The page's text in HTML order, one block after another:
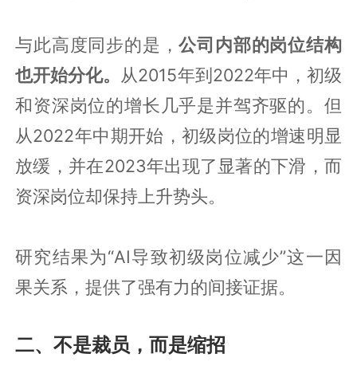
与此高度同步的是，公司内部的岗位结构
也开始分化。 从2015年到2022年中，初级
和资深岗位的增长几乎是并驾齐驱的。但
从2022年中期开始，初级岗位的增速明显
放缓，并在2023年出现了显著的下滑，而
资深岗位却保持上升势头。
研究结果为“AI导致初级岗位减少”这一因
果关系，提供了强有力的间接证据。
二、不是裁员，而是缩招